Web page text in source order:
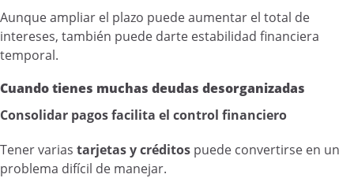
Aunque ampliar el plazo puede aumentar el total de
intereses, también puede darte estabilidad financiera
temporal.
Cuando tienes muchas deudas desorganizadas
Consolidar pagos facilita el control financiero
Tener varias tarjetas y créditos puede convertirse en un
problema difícil de manejar.